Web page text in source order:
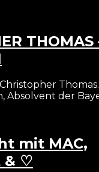
THOMAS
Thomas.
Absolvent der
mit MAC,
& ♡